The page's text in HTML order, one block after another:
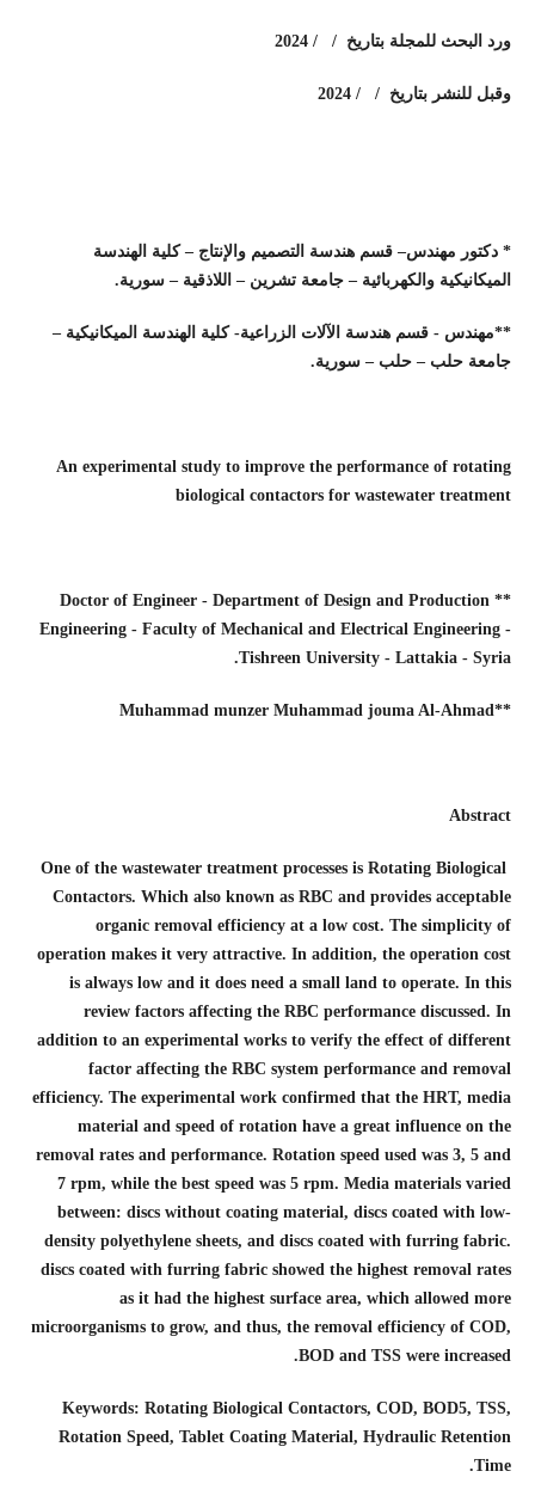
ورد البحث للمجلة بتاريخ / / 2024
وقبل للنشر بتاريخ / / 2024
* دكتور مهندس– قسم هندسة التصميم والإنتاج – كلية الهندسة
الميكانيكية والكهربائية – جامعة تشرين – اللاذقية – سورية.
**مهندس - قسم هندسة الآلات الزراعية- كلية الهندسة الميكانيكية –
جامعة حلب – حلب – سورية.
An experimental study to improve the performance of rotating
biological contactors for wastewater treatment
*
* Doctor of Engineer - Department of Design and Production
Engineering - Faculty of Mechanical and Electrical Engineering -
Tishreen University - Lattakia - Syria.
**Muhammad munzer Muhammad jouma Al-Ahmad
Abstract
One of the wastewater treatment processes is Rotating Biological
Contactors. Which also known as RBC and provides acceptable
organic removal efficiency at a low cost. The simplicity of
operation makes it very attractive. In addition, the operation cost
is always low and it does need a small land to operate. In this
review factors affecting the RBC performance discussed. In
addition to an experimental works to verify the effect of different
factor affecting the RBC system performance and removal
efficiency. The experimental work confirmed that the HRT, media
material and speed of rotation have a great influence on the
removal rates and performance. Rotation speed used was 3, 5 and
7 rpm, while the best speed was 5 rpm. Media materials varied
between: discs without coating material, discs coated with low-
density polyethylene sheets, and discs coated with furring fabric.
discs coated with furring fabric showed the highest removal rates
as it had the highest surface area, which allowed more
microorganisms to grow, and thus, the removal efficiency of COD,
BOD and TSS were increased.
Keywords: Rotating Biological Contactors, COD, BOD5, TSS,
Rotation Speed, Tablet Coating Material, Hydraulic Retention
Time.